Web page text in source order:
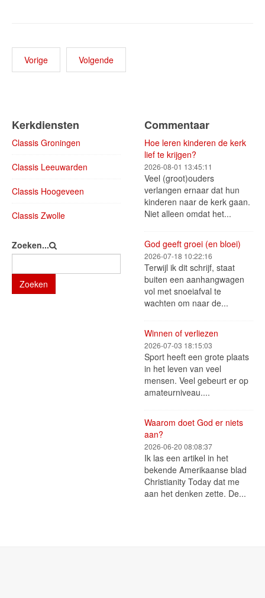
Vorige Volgende
Kerkdiensten
Classis Groningen
Classis Leeuwarden
Classis Hoogeveen
Classis Zwolle
Zoeken...
Zoeken
Commentaar
Hoe leren kinderen de kerk
lief te krijgen?
2026-08-01 13:45:11
Veel (groot)ouders
verlangen ernaar dat hun
kinderen naar de kerk gaan.
Niet alleen omdat het...
God geeft groei (en bloei)
2026-07-18 10:22:16
Terwijl ik dit schrijf, staat
buiten een aanhangwagen
vol met snoeiafval te
wachten om naar de...
Winnen of verliezen
2026-07-03 18:15:03
Sport heeft een grote plaats
in het leven van veel
mensen. Veel gebeurt er op
amateurniveau....
Waarom doet God er niets
aan?
2026-06-20 08:08:37
Ik las een artikel in het
bekende Amerikaanse blad
Christianity Today dat me
aan het denken zette. De...